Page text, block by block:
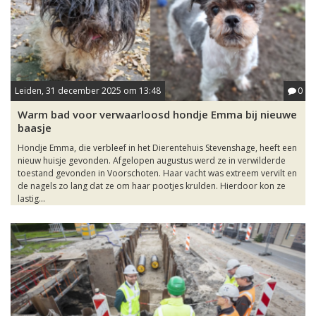
Leiden, 31 december 2025 om 13:48 0
Warm bad voor verwaarloosd hondje Emma bij nieuwe
baasje
Hondje Emma, die verbleef in het Dierentehuis Stevenshage, heeft een
nieuw huisje gevonden. Afgelopen augustus werd ze in verwilderde
toestand gevonden in Voorschoten. Haar vacht was extreem vervilt en
de nagels zo lang dat ze om haar pootjes krulden. Hierdoor kon ze
lastig...